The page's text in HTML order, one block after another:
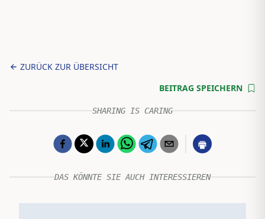
ZURÜCK ZUR ÜBERSICHT
BEITRAG SPEICHERN
SHARING IS CARING
DAS KÖNNTE SIE AUCH INTERESSIEREN